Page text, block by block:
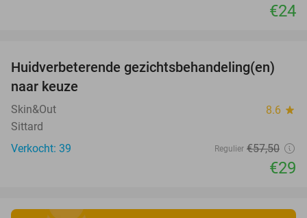
€24
50%
Huidverbeterende gezichtsbehandeling(en)
naar keuze
Skin&Out 8.6 star
Sittard
Verkocht: 39
Regulier €57,50
€29